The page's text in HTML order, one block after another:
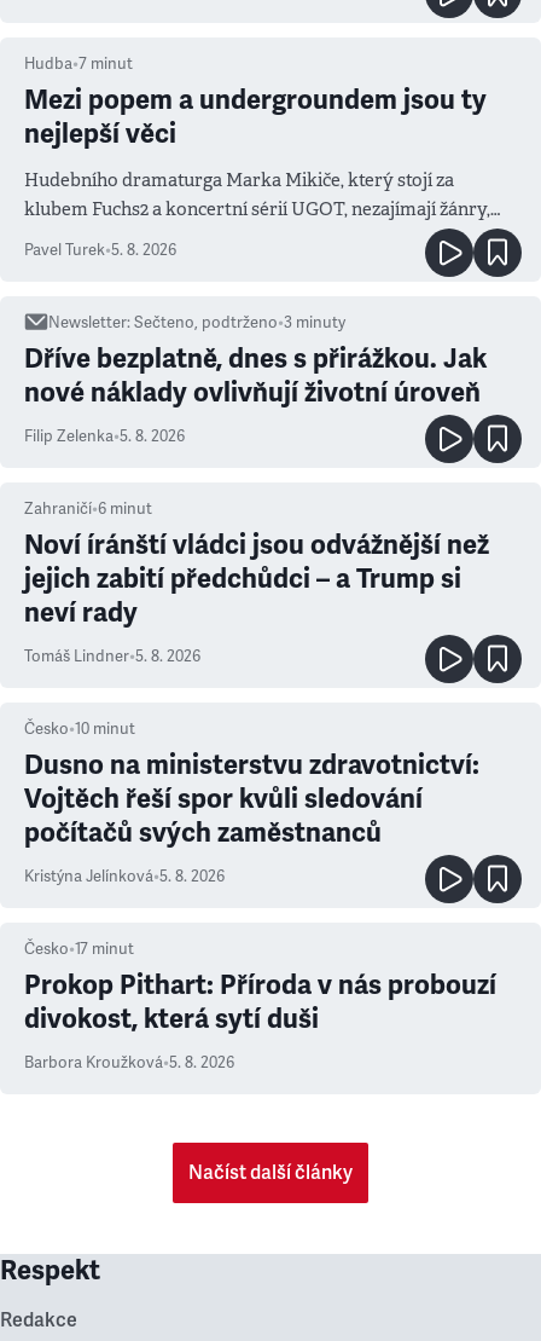
Hudba•7 minut
Mezi popem a undergroundem jsou ty
nejlepší věci
Hudebního dramaturga Marka Mikiče, který stojí za
klubem Fuchs2 a koncertní sérií UGOT, nezajímají žánry,
ale atmosféra
Pavel Turek•5. 8. 2026
Newsletter:Sečteno, podtrženo•3 minuty
Dříve bezplatně, dnes s přirážkou. Jak
nové náklady ovlivňují životní úroveň
Filip Zelenka•5. 8. 2026
Zahraničí•6 minut
Noví íránští vládci jsou odvážnější než
jejich zabití předchůdci – a Trump si
neví rady
Tomáš Lindner•5. 8. 2026
Česko•10 minut
Dusno na ministerstvu zdravotnictví:
Vojtěch řeší spor kvůli sledování
počítačů svých zaměstnanců
Kristýna Jelínková•5. 8. 2026
Česko•17 minut
Prokop Pithart: Příroda v nás probouzí
divokost, která sytí duši
Barbora Kroužková•5. 8. 2026
Načíst další články
Respekt
Redakce